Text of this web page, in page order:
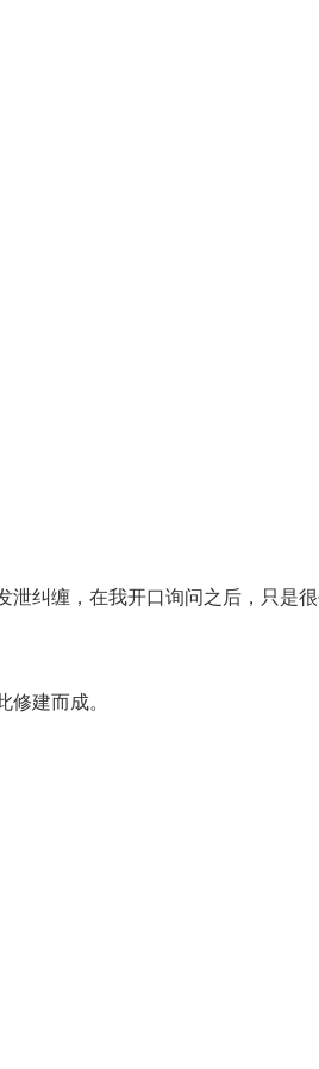
纠缠，在我开口询问之后，只是
建而成。